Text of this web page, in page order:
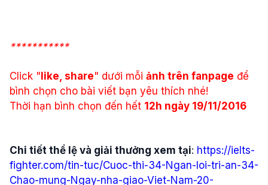
***********
Click " like, share" dưới mỗi ảnh trên fanpage để
bình chọn cho bài viết bạn yêu thích nhé!
Thời hạn bình chọn đến hết 12h ngày 19/11/2016
Chi tiết thể lệ và giải thưởng xem tại: https://ielts-
fighter.com/tin-tuc/Cuoc-thi-34-Ngan-loi-tri-an-34-
Chao-mung-Ngay-nha-giao-Viet-Nam-20-